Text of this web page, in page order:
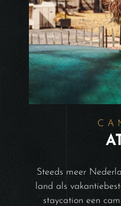
Steeds meer
land als
staycation een